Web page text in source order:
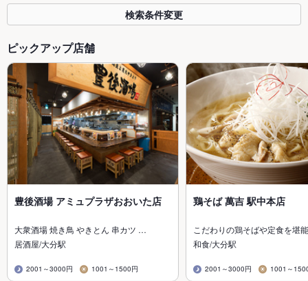
検索条件変更
ピックアップ店舗
豊後酒場 アミュプラザおおいた店
大衆酒場 焼き鳥 やきとん 串カツ …
居酒屋/大分駅
2001～3000円 1001～1500円
鶏そば 萬吉 駅中本店
こだわりの鶏そばや定食を堪
和食/大分駅
2001～3000円 1001～